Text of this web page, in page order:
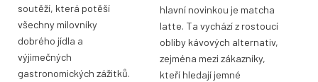
soutěží, která potěší
všechny milovníky
dobrého jídla a
výjimečných
gastronomických zážitků.
hlavní novinkou je matcha
latte. Ta vychází z rostoucí
obliby kávových alternativ,
zejména mezi zákazníky,
kteří hledají jemné